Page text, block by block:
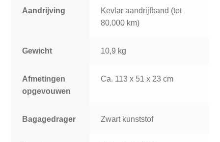
Aandrijving
Kevlar aandrijfband (tot
80.000 km)
Gewicht 10,9 kg
Afmetingen
opgevouwen
Ca. 113 x 51 x 23 cm
Bagagedrager Zwart kunststof